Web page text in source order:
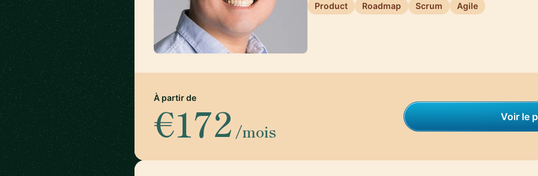
Product Roadmap Scrum Agile
À partir de
€172 /mois
Voir le